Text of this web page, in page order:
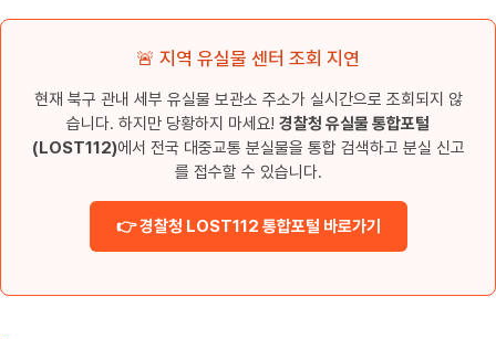
🚨 지역 유실물 센터 조회 지연
현재 북구 관내 세부 유실물 보관소 주소가 실시간으로 조회되지 않
습니다. 하지만 당황하지 마세요! 경찰청 유실물 통합포털
(LOST112)에서 전국 대중교통 분실물을 통합 검색하고 분실 신고
를 접수할 수 있습니다.
👉 경찰청 LOST112 통합포털 바로가기